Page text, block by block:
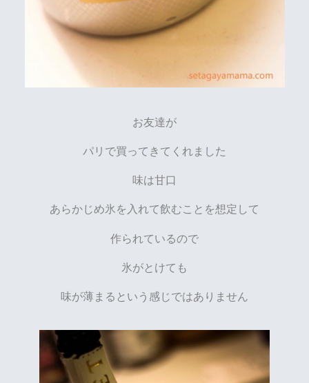
お友達が
パリで買ってきてくれました
味は甘口
あらかじめ氷を入れて飲むことを想定して
作られているので
氷がとけても
味が薄まるという感じではありません